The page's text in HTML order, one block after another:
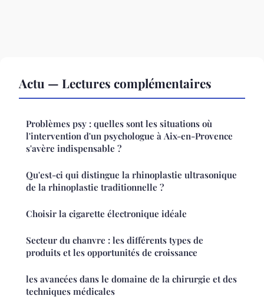
Actu — Lectures complémentaires
Problèmes psy : quelles sont les situations où
l'intervention d'un psychologue à Aix-en-Provence
s'avère indispensable ?
Qu'est-ci qui distingue la rhinoplastie ultrasonique
de la rhinoplastie traditionnelle ?
Choisir la cigarette électronique idéale
Secteur du chanvre : les différents types de
produits et les opportunités de croissance
les avancées dans le domaine de la chirurgie et des
techniques médicales